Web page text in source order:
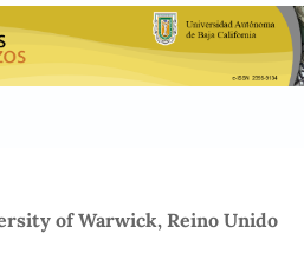
of Warwick, Reino Unido